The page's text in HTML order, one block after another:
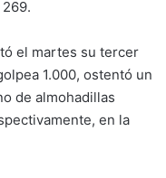
el martes su tercer
1.000, ostentó un
de almohadillas
en la